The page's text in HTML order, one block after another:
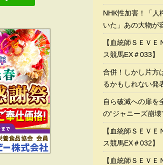
NHK性加害！「人
いた」あの大物が
【血統師ＳＥＶ
ス競馬EX＃033】
合併！しかし片方
るかもしれない発
自ら破滅への扉を
の“ジャニーズ崩壊
【血統師ＳＥＶ
ス競馬EX＃032】
【血統師ＳＥＶ